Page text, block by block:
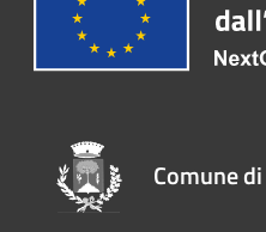
Comune